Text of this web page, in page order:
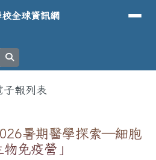
級中等學校全球資
全球資訊網
子報列表
暑期醫學探索—細胞
免疫營」